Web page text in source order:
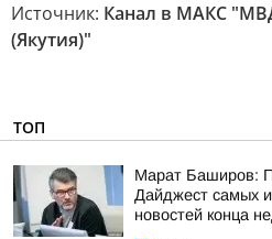
Источник: Канал в МАКС
(Якутия)"
ТОП
Марат Баширов:
Дайджест самых
новостей конца